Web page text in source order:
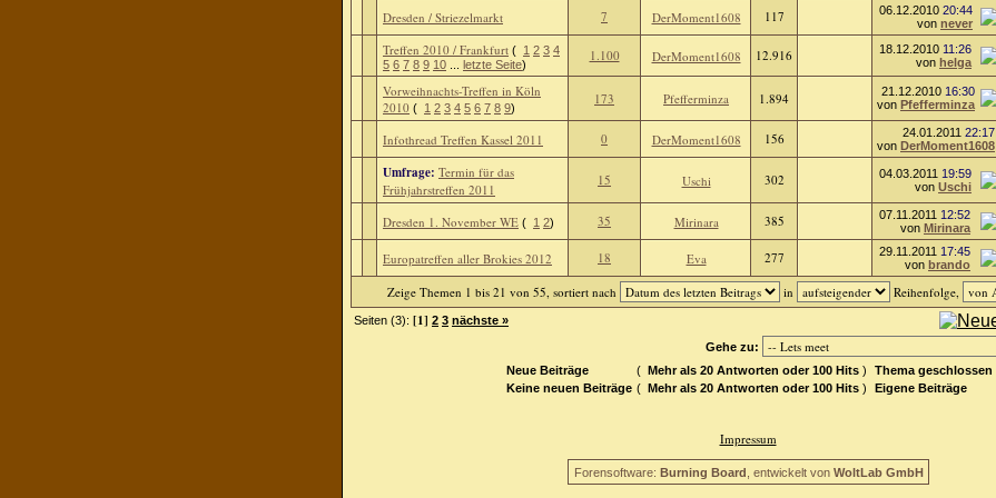
Dresden / Striezelmarkt 7 DerMoment1608 117 06.12.2010 20:44
von never
Treffen 2010 / Frankfurt ( 1 2 3 4
5 6 7 8 9 10 letzte Seite)
1.100 DerMoment1608 12.916 18.12.2010 11:26
von helga
Vorweihnachts-Treffen in Köln
2010 ( 1 2 3 4 5 6 7 8 9)
173 Pfefferminza 1.894 21.12.2010 16:30
von Pfefferminza
Infothread Treffen Kassel 2011 0 DerMoment1608 156 24.01.2011 22:17
von DerMoment1608
Umfrage: Termin für das
Frühjahrstreffen 2011
15 Uschi 302 04.03.2011 19:59
von Uschi
Dresden 1. November WE ( 1 2) 35 Mirinara 385 07.11.2011 12:52
von Mirinara
Europatreffen aller Brokies 2012 18 Eva 277 29.11.2011 17:45
von brando
Zeige Themen 1 bis 21 von 55, sortiert nach in Reihenfolge,
Seiten (3): [1] 2 3 nächste »
Gehe zu:
Neue Beiträge
( Mehr als 20 Antworten oder 100 Hits )
Thema geschlossen
Keine neuen Beiträge ( Mehr als 20 Antworten oder 100 Hits ) Eigene Beiträge
Impressum
Forensoftware: Burning Board , entwickelt von WoltLab GmbH